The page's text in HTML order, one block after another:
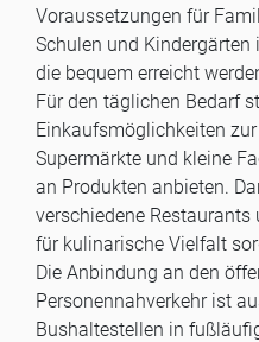
Voraussetzungen für
Schulen und
die bequem erreicht
Für den täglichen Bedarf
Einkaufsmöglichkeiten
Supermärkte und kleine
an Produkten anbieten.
verschiedene Restaurants
für kulinarische Vielfalt
Die Anbindung an den
Personennahverkehr ist
Bushaltestellen in